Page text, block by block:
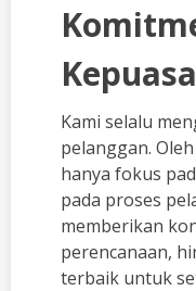
Kami selalu
pelanggan.
hanya fokus
pada proses
memberikan
perencanaan,
terbaik untuk